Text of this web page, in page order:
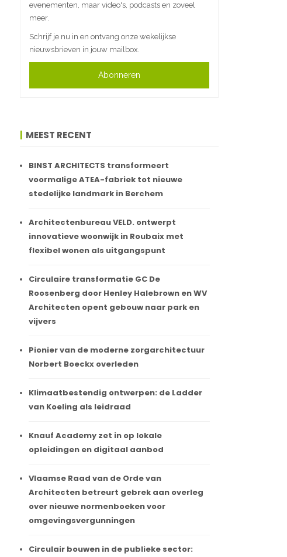
evenementen, maar video's, podcasts en zoveel
meer.
Schrijf je nu in en ontvang onze wekelijkse
nieuwsbrieven in jouw mailbox.
Abonneren
MEEST RECENT
BINST ARCHITECTS transformeert
voormalige ATEA-fabriek tot nieuwe
stedelijke landmark in Berchem
Architectenbureau VELD. ontwerpt
innovatieve woonwijk in Roubaix met
flexibel wonen als uitgangspunt
Circulaire transformatie GC De
Roosenberg door Henley Halebrown en WV
Architecten opent gebouw naar park en
vijvers
Pionier van de moderne zorgarchitectuur
Norbert Boeckx overleden
Klimaatbestendig ontwerpen: de Ladder
van Koeling als leidraad
Knauf Academy zet in op lokale
opleidingen en digitaal aanbod
Vlaamse Raad van de Orde van
Architecten betreurt gebrek aan overleg
over nieuwe normenboeken voor
omgevingsvergunningen
Circulair bouwen in de publieke sector: